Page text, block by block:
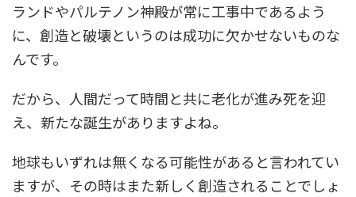
ランドやパルテノン神殿が常に工事中であるよう
に、創造と破壊というのは成功に欠かせないものな
んです。
だから、人間だって時間と共に老化が進み死を迎
え、新たな誕生がありますよね。
地球もいずれは無くなる可能性があると言われてい
ますが、その時はまた新しく創造されることでしょ